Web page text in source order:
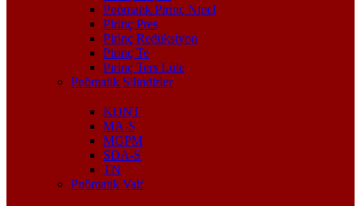
Pnömatik Pirinç Nipel
Pirinç Pres
Pirinç Redüksiyon
Pirinç Te
Pirinç Ters Lüle
Pnömatik Silindirler
KDNT
MA-S
MGPM
SDA-S
TN
Pnömatik Valf